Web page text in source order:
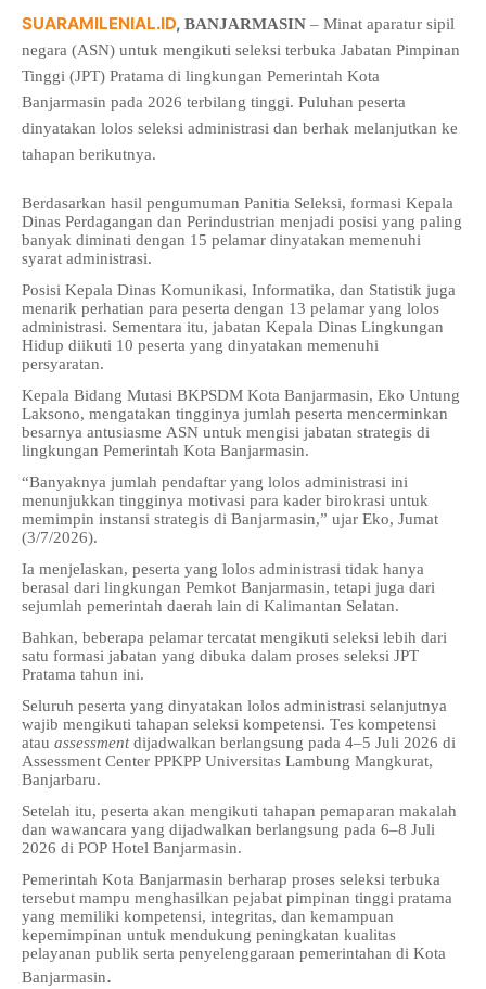
SUARAMILENIAL.ID, BANJARMASIN – Minat aparatur sipil
negara (ASN) untuk mengikuti seleksi terbuka Jabatan Pimpinan
Tinggi (JPT) Pratama di lingkungan Pemerintah Kota
Banjarmasin pada 2026 terbilang tinggi. Puluhan peserta
dinyatakan lolos seleksi administrasi dan berhak melanjutkan ke
tahapan berikutnya.
Berdasarkan hasil pengumuman Panitia Seleksi, formasi Kepala
Dinas Perdagangan dan Perindustrian menjadi posisi yang paling
banyak diminati dengan 15 pelamar dinyatakan memenuhi
syarat administrasi.
Posisi Kepala Dinas Komunikasi, Informatika, dan Statistik juga
menarik perhatian para peserta dengan 13 pelamar yang lolos
administrasi. Sementara itu, jabatan Kepala Dinas Lingkungan
Hidup diikuti 10 peserta yang dinyatakan memenuhi
persyaratan.
Kepala Bidang Mutasi BKPSDM Kota Banjarmasin, Eko Untung
Laksono, mengatakan tingginya jumlah peserta mencerminkan
besarnya antusiasme ASN untuk mengisi jabatan strategis di
lingkungan Pemerintah Kota Banjarmasin.
“Banyaknya jumlah pendaftar yang lolos administrasi ini
menunjukkan tingginya motivasi para kader birokrasi untuk
memimpin instansi strategis di Banjarmasin,” ujar Eko, Jumat
(3/7/2026).
Ia menjelaskan, peserta yang lolos administrasi tidak hanya
berasal dari lingkungan Pemkot Banjarmasin, tetapi juga dari
sejumlah pemerintah daerah lain di Kalimantan Selatan.
Bahkan, beberapa pelamar tercatat mengikuti seleksi lebih dari
satu formasi jabatan yang dibuka dalam proses seleksi JPT
Pratama tahun ini.
Seluruh peserta yang dinyatakan lolos administrasi selanjutnya
wajib mengikuti tahapan seleksi kompetensi. Tes kompetensi
atau assessmentdijadwalkan berlangsung pada 4–5 Juli 2026 di
Assessment Center PPKPP Universitas Lambung Mangkurat,
Banjarbaru.
Setelah itu, peserta akan mengikuti tahapan pemaparan makalah
dan wawancara yang dijadwalkan berlangsung pada 6–8 Juli
2026 di POP Hotel Banjarmasin.
Pemerintah Kota Banjarmasin berharap proses seleksi terbuka
tersebut mampu menghasilkan pejabat pimpinan tinggi pratama
yang memiliki kompetensi, integritas, dan kemampuan
kepemimpinan untuk mendukung peningkatan kualitas
pelayanan publik serta penyelenggaraan pemerintahan di Kota
Banjarmasin.